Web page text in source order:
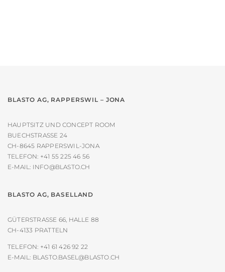
der
gewählt
werden
BLASTO AG, RAPPERSWIL – JONA
HAUPTSITZ UND CONCEPT ROOM
BUECHSTRASSE 24
CH-8645 RAPPERSWIL-JONA
TELEFON: +41 55 225 46 56
E-MAIL: INFO@BLASTO.CH
BLASTO AG, BASELLAND
GÜTERSTRASSE 66, HALLE 88
CH-4133 PRATTELN
TELEFON: +41 61 426 92 22
E-MAIL: BLASTO.BASEL@BLASTO.CH